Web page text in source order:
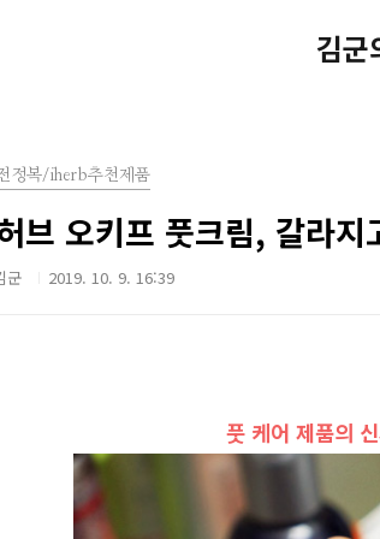
김군
정복/iherb추천제품
브 오키프 풋크림, 갈라
군 2019. 10. 9. 16:39
풋 케어 제품의